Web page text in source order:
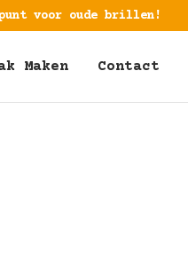
voor oude brillen!
Maken Contact